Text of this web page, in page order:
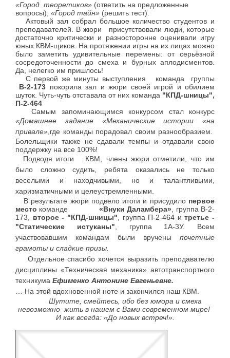
«Город теоретиков» (ответить на предложенные
вопросы), «Город тайн» (решить тест).
Актовый зал собрал большое количество студентов и
преподавателей. В жюри присутствовали люди, которые
достаточно критически и разносторонне оценивали игру
юных КВМ-щиков. На протяжении игры на их лицах можно
было заметить удивительные перемены: от серьёзной
сосредоточенности до смеха и бурных аплодисментов.
Да, нелегко им пришлось!
С первой же минуты выступления команда группы
В-2-173 покорила зал и жюри своей игрой и обилием
шуток. Чуть-чуть отставала от них команда "КПД-шницы",
П-2-464
Самым запоминающимся конкурсом стал конкурс
«Домашнее задание «Механические истории «на
привале»,где команды порадовал своим разнообразием.
Болельщики также не сдавали темпы и отдавали свою
поддержку на все 100%!
Подводя итоги КВМ, члены жюри отметили, что им
было сложно судить, ребята оказались не только
веселыми и находчивыми, но и талантливыми,
харизматичными и целеустремленными.
В результате жюри подвело итоги и присудило первое
место команде «Внуки Даламбера», группа В-2-
173, второе - "КПД-шницы", группа П-2-464 итретье -
"Статические истуканы", группа 1А-3У. Всем
участвовавшим командам были вручены почетные
грамоты и сладкие призы.
Отдельное спасибо хочется выразить преподавателю
дисциплины «Техническая механика» автотранспортного
техникума Ефименко Антонине Евгеньевне.
… На этой вдохновенной ноте и закончился наш КВМ.
Шутите, смейтесь, ибо без юмора и смеха
невозможно жить в нашем с Вами современном мире!
И как всегда: «До новых встреч!».